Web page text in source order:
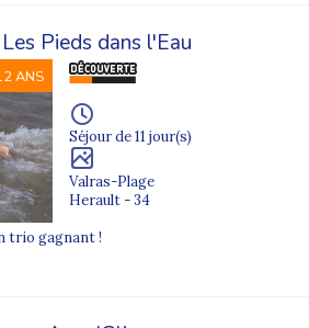
Les Pieds dans l'Eau
ANS
Séjour de 11 jour(s)
Valras-Plage
Herault - 34
trio gagnant !